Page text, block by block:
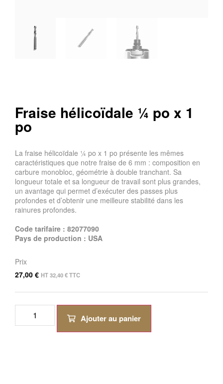
Fraise hélicoïdale ¼ po x 1
po
La fraise hélicoïdale ¼ po x 1 po présente les mêmes
caractéristiques que notre fraise de 6 mm : composition en
carbure monobloc, géométrie à double tranchant. Sa
longueur totale et sa longueur de travail sont plus grandes,
un avantage qui permet d’exécuter des passes plus
profondes et d’obtenir une meilleure stabilité dans les
rainures profondes.
Code tarifaire : 82077090
Pays de production : USA
Prix
27,00 € HT32,40€TTC
Ajouter au panier